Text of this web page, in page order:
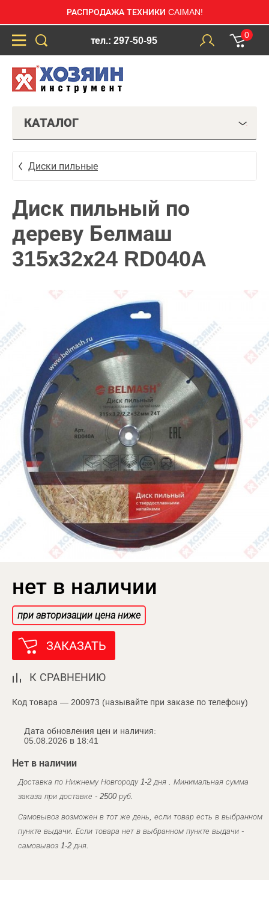
РАСПРОДАЖА ТЕХНИКИ CAIMAN!
тел.: 297-50-95
0
КАТАЛОГ
Диски пильные
Диск пильный по
дереву Белмаш
315х32х24 RD040A
нет в наличии
при авторизации цена ниже
ЗАКАЗАТЬ
К СРАВНЕНИЮ
Код товара — 200973 (называйте при заказе по телефону)
Дата обновления цен и наличия:
05.08.2026 в 18:41
Нет в наличии
Доставка по Нижнему Новгороду 1-2 дня . Минимальная сумма
заказа при доставке - 2500 руб.
Самовывоз возможен в тот же день, если товар есть в выбранном
пункте выдачи. Если товара нет в выбранном пункте выдачи -
самовывоз 1-2 дня.